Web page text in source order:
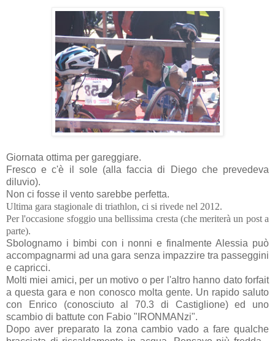
Giornata ottima per gareggiare.
Fresco e c'è il sole (alla faccia di Diego che prevedeva
diluvio).
Non ci fosse il vento sarebbe perfetta.
Ultima gara stagionale di triathlon, ci si rivede nel 2012.
Per l'occasione sfoggio una bellissima cresta (che meriterà un post a
parte).
Sbolognamo i bimbi con i nonni e finalmente Alessia può
accompagnarmi ad una gara senza impazzire tra passeggini
e capricci.
Molti miei amici, per un motivo o per l'altro hanno dato forfait
a questa gara e non conosco molta gente. Un rapido saluto
con Enrico (conosciuto al 70.3 di Castiglione) ed uno
scambio di battute con Fabio "IRONMANzi".
Dopo aver preparato la zona cambio vado a fare qualche